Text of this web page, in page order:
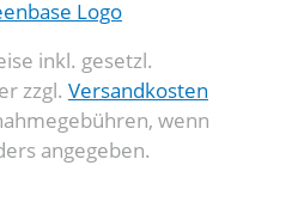
inkl. gesetzl.
zzgl. Versandkosten
wenn
angegeben.